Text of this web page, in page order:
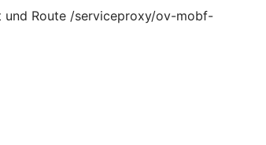
und Route /serviceproxy/ov-mobf-